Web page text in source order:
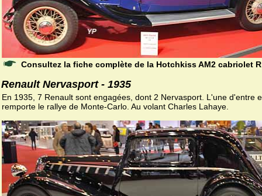
Consultez la fiche complète de la Hotchkiss AM2 cabriolet
Renault Nervasport - 1935
En 1935, 7 Renault sont engagées, dont 2 Nervasport. L'une d'entre
remporte le rallye de Monte-Carlo. Au volant Charles Lahaye.